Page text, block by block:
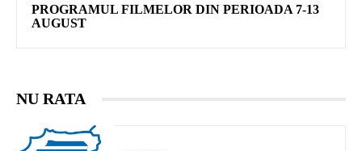
PROGRAMUL FILMELOR DIN PERIOADA 7-13
AUGUST
NU RATA